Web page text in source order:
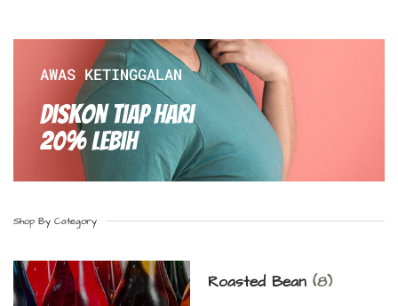
AWAS KETINGGALAN
Diskon Tiap hari
20% Lebih
Shop By Category
Roasted Bean (8)